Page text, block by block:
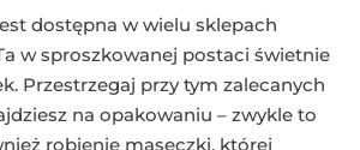
dostępna w wielu sklepach
w sproszkowanej postaci świetnie
Przestrzegaj przy tym zalecanych
na opakowaniu – zwykle to
robienie maseczki, której